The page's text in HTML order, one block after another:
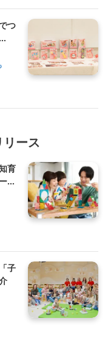
つ
ース
育
ス
子